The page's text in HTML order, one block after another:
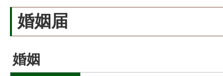
婚姻届
婚姻